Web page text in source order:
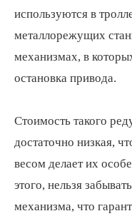
используются в
металлорежущих
механизмах, в
остановка привода.
Стоимость такого
достаточно низкая,
весом делает их
этого, нельзя
механизма, что
+7